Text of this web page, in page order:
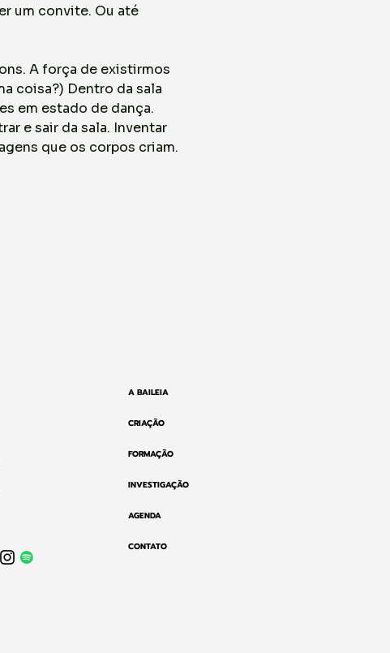
um convite. Ou até
A força de existirmos
coisa?) Dentro da sala
em estado de dança.
e sair da sala. Inventar
que os corpos criam.
A BAILEIA
CRIAÇÃO
FORMAÇÃO
INVESTIGAÇÃO
AGENDA
CONTATO